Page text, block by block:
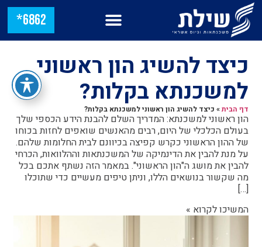
6862*
כיצד להשיג הון ראשוני
למשכנתא בקלות?
דף הבית» כיצד להשיג הון ראשוני למשכנתא בקלות?
הון ראשוני למשכנתא: המדריך השלם להבנת הידע הכספי שלך
בעולם הכלכלי של היום, רבים מהאנשים שואפים לחזות בכוחו
של ההון הראשוני כקרש קפיצה בכיוונם לבית החלומות שלהם.
על מנת להבין את הדינמיקה של המשכנתאות וההלוואות, הכרחי
להבין את מושג ה"הון הראשוני". במאמר הזה נשתף אתכם בכל
מה שקשור בנושאים הללו, וניתן טיפים מעשיים כדי שתוכלו
[…]
המשיכו לקרוא »